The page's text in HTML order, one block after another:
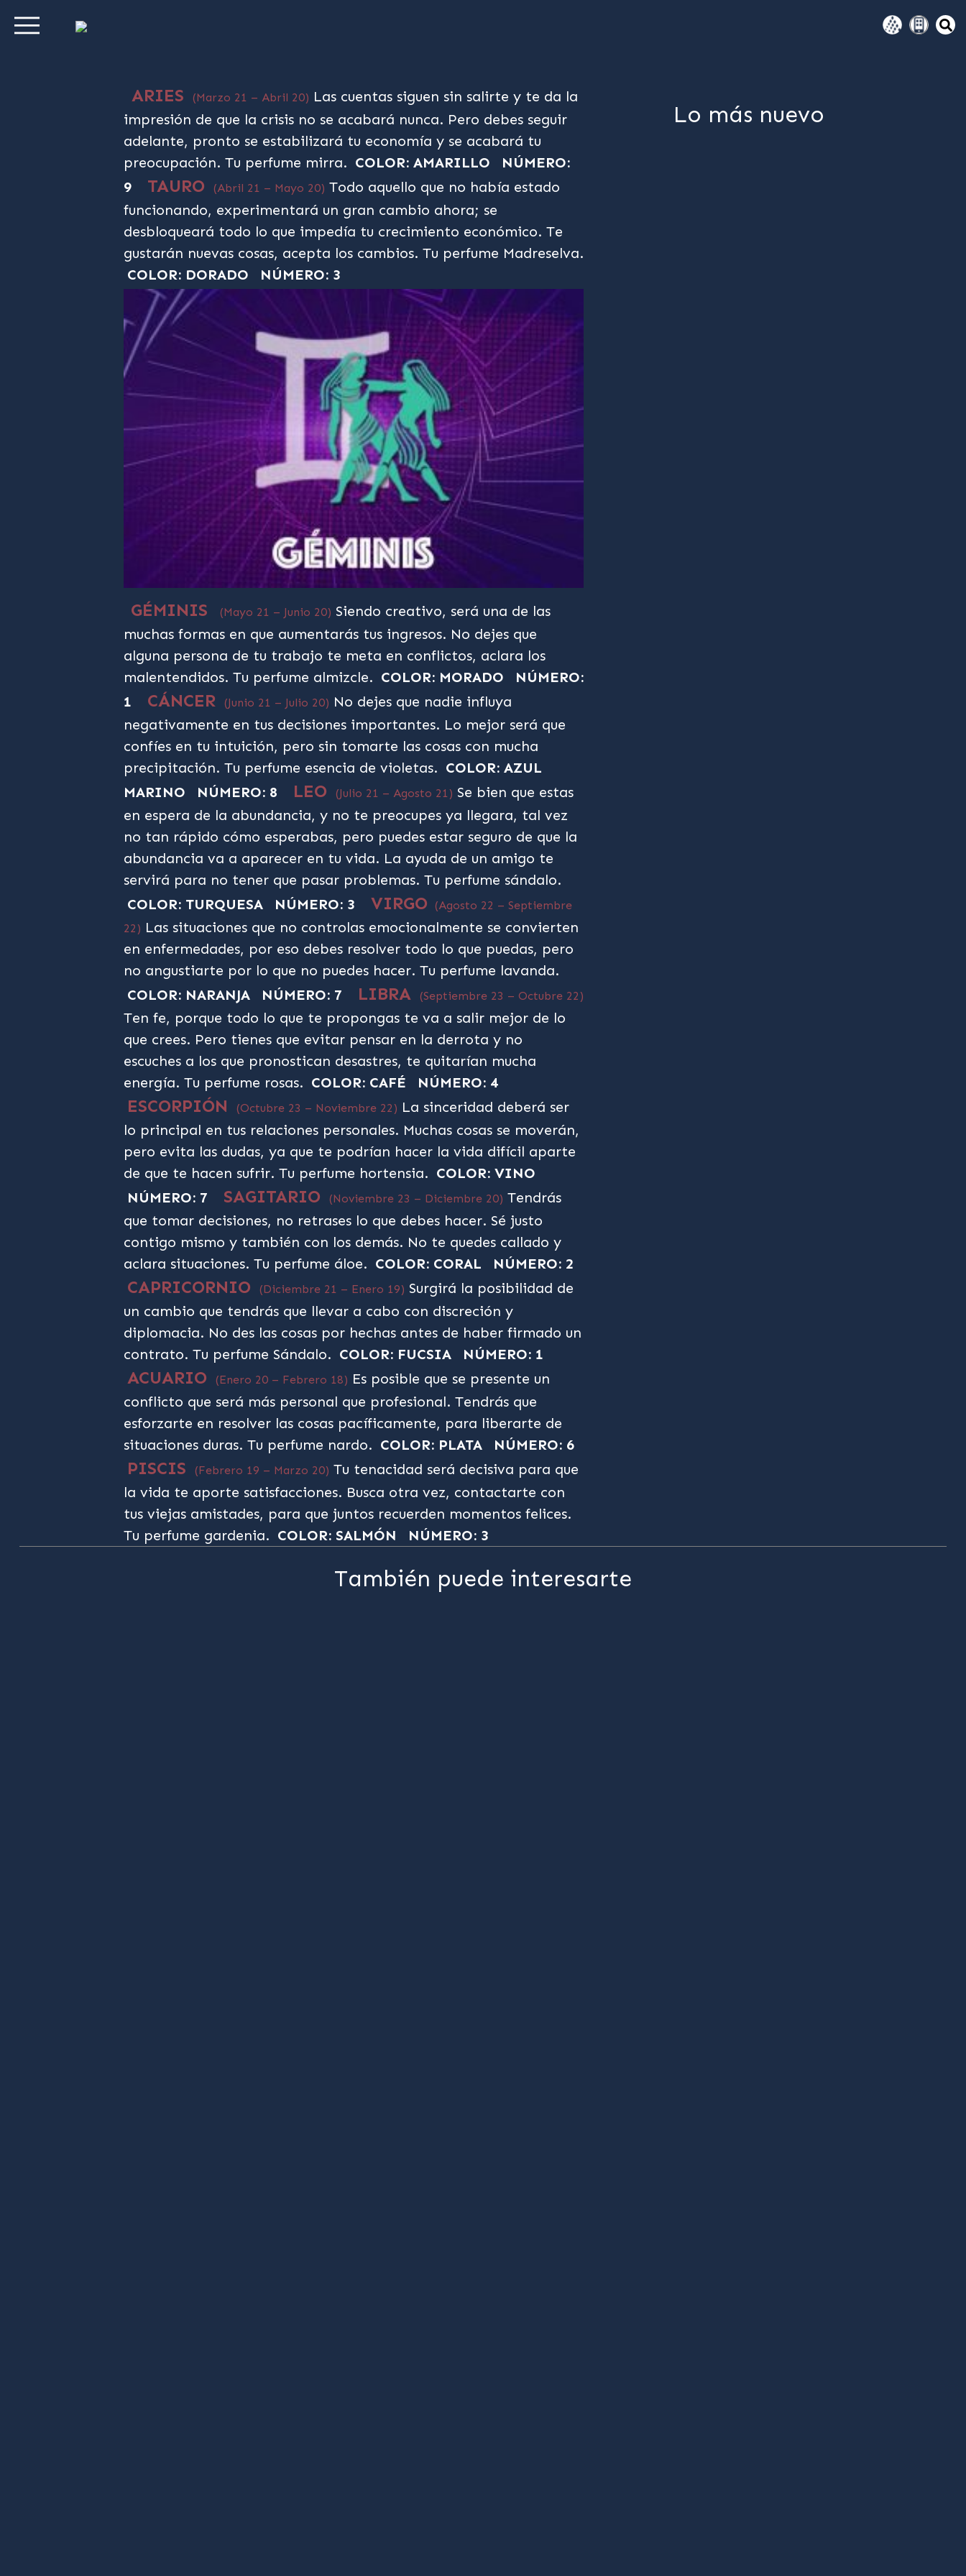
ARIES (Marzo 21 – Abril 20) Las cuentas siguen sin salirte y te da la
impresión de que la crisis no se acabará nunca. Pero debes seguir
adelante, pronto se estabilizará tu economía y se acabará tu
preocupación. Tu perfume mirra. COLOR: AMARILLO
NÚMERO:
9
TAURO (Abril 21 – Mayo 20) Todo aquello que no había estado
funcionando, experimentará un gran cambio ahora; se
desbloqueará todo lo que impedía tu crecimiento económico. Te
gustarán nuevas cosas, acepta los cambios. Tu perfume Madreselva.
COLOR: DORADO
NÚMERO: 3
GÉMINIS (Mayo 21 – Junio 20) Siendo creativo, será una de las
muchas formas en que aumentarás tus ingresos. No dejes que
alguna persona de tu trabajo te meta en conflictos, aclara los
malentendidos. Tu perfume almizcle. COLOR: MORADO
NÚMERO:
1
CÁNCER (Junio 21 – Julio 20) No dejes que nadie influya
negativamente en tus decisiones importantes. Lo mejor será que
confíes en tu intuición, pero sin tomarte las cosas con mucha
precipitación. Tu perfume esencia de violetas. COLOR: AZUL
MARINO
NÚMERO: 8 LEO (Julio 21 – Agosto 21) Se bien que estas
en espera de la abundancia, y no te preocupes ya llegara, tal vez
no tan rápido cómo esperabas, pero puedes estar seguro de que la
abundancia va a aparecer en tu vida. La ayuda de un amigo te
servirá para no tener que pasar problemas. Tu perfume sándalo.
COLOR: TURQUESA
NÚMERO: 3 VIRGO (Agosto 22 – Septiembre
22) Las situaciones que no controlas emocionalmente se convierten
en enfermedades, por eso debes resolver todo lo que puedas, pero
no angustiarte por lo que no puedes hacer. Tu perfume lavanda.
COLOR: NARANJA
NÚMERO: 7 LIBRA (Septiembre 23 – Octubre 22)
Ten fe, porque todo lo que te propongas te va a salir mejor de lo
que crees. Pero tienes que evitar pensar en la derrota y no
escuches a los que pronostican desastres, te quitarían mucha
energía. Tu perfume rosas. COLOR: CAFÉ NÚMERO: 4
ESCORPIÓN (Octubre 23 – Noviembre 22) La sinceridad deberá ser
lo principal en tus relaciones personales. Muchas cosas se moverán,
pero evita las dudas, ya que te podrían hacer la vida difícil aparte
de que te hacen sufrir. Tu perfume hortensia. COLOR: VINO
NÚMERO: 7
SAGITARIO (Noviembre 23 – Diciembre 20) Tendrás
que tomar decisiones, no retrases lo que debes hacer. Sé justo
contigo mismo y también con los demás. No te quedes callado y
aclara situaciones. Tu perfume áloe. COLOR: CORAL NÚMERO: 2
CAPRICORNIO (Diciembre 21 – Enero 19) Surgirá la posibilidad de
un cambio que tendrás que llevar a cabo con discreción y
diplomacia. No des las cosas por hechas antes de haber firmado un
contrato. Tu perfume Sándalo. COLOR: FUCSIA NÚMERO: 1
ACUARIO (Enero 20 – Febrero 18) Es posible que se presente un
conflicto que será más personal que profesional. Tendrás que
esforzarte en resolver las cosas pacíficamente, para liberarte de
situaciones duras. Tu perfume nardo. COLOR: PLATA NÚMERO: 6
PISCIS (Febrero 19 – Marzo 20) Tu tenacidad será decisiva para que
la vida te aporte satisfacciones. Busca otra vez, contactarte con
tus viejas amistades, para que juntos recuerden momentos felices.
Tu perfume gardenia. COLOR: SALMÓN NÚMERO: 3
Lo más nuevo
También puede interesarte